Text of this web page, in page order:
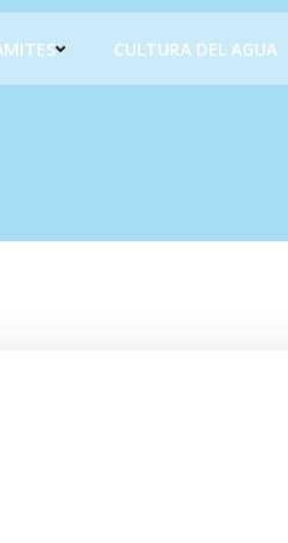
CULTURA DEL AGUA